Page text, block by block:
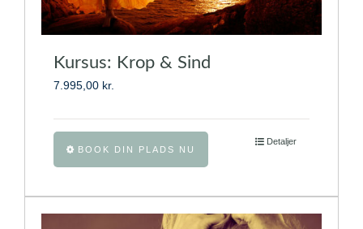
Kursus: Krop & Sind
7.995,00 kr.
BOOK DIN PLADS NU
flere
varianter.
Detaljer